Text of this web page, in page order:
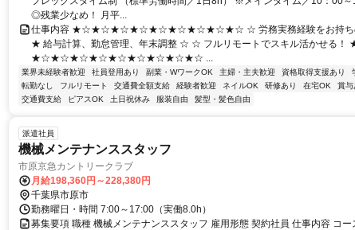
◎残業少なめ！ 月平...
仕事内容 ★☆★☆★☆★☆★☆★☆★☆★☆★☆ ☆ 労務実務経験をお持ち
★ 給与計算、勤怠管理、年末調整 ☆ ☆ フルリモートでスキル活かせる！
★☆★☆★☆★☆★☆★☆★☆★☆★☆ ...
業界未経験者歓迎 社員登用あり 副業・WワークOK 主婦・主夫歓迎 資格取得支援あり
転勤なし
フルリモート 交通費全額支給 経験者歓迎 ネイルOK 研修あり 在宅OK
賞与
交通費支給
ピアスOK 土日祝休み 服装自由 髪型・髪色自由
派遣社員
機械メンテナンススタッフ
市原京急カントリークラブ
月給198,360円～228,380円
千葉県市原市
勤務曜日・時間 7:00～17:00（実働8.0h）
募集要項 職種 機械メンテナンススタッフ 雇用形態 契約社員 仕事内容 コー